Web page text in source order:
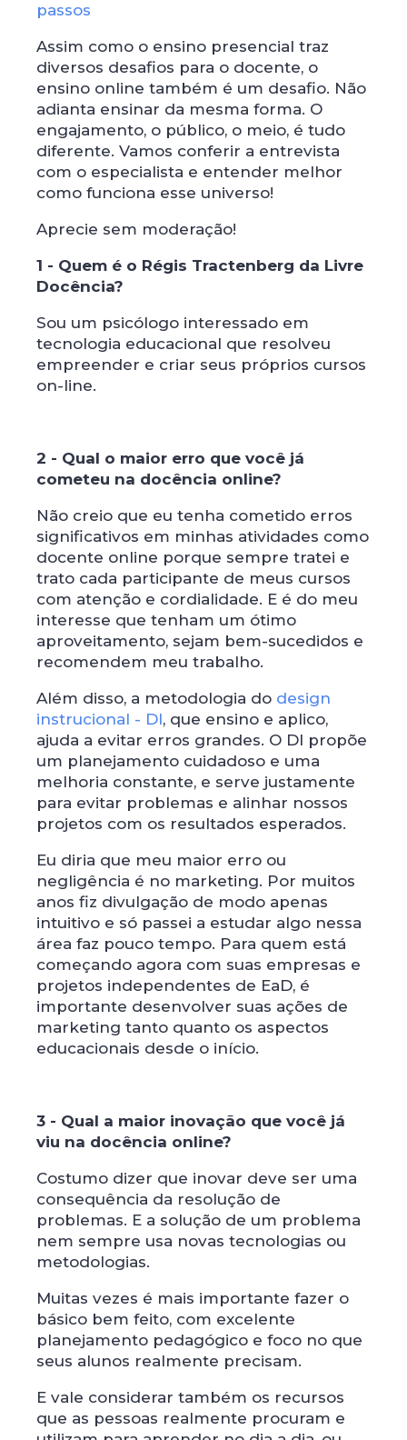
passos
Assim como o ensino presencial traz
diversos desafios para o docente, o
ensino online também é um desafio. Não
adianta ensinar da mesma forma. O
engajamento, o público, o meio, é tudo
diferente. Vamos conferir a entrevista
com o especialista e entender melhor
como funciona esse universo!
Aprecie sem moderação!
1 - Quem é o Régis Tractenberg da Livre
Docência?
Sou um psicólogo interessado em
tecnologia educacional que resolveu
empreender e criar seus próprios cursos
on-line.
2 - Qual o maior erro que você já
cometeu na docência online?
Não creio que eu tenha cometido erros
significativos em minhas atividades como
docente online porque sempre tratei e
trato cada participante de meus cursos
com atenção e cordialidade. E é do meu
interesse que tenham um ótimo
aproveitamento, sejam bem-sucedidos e
recomendem meu trabalho.
Além disso, a metodologia do design
instrucional - DI, que ensino e aplico,
ajuda a evitar erros grandes. O DI propõe
um planejamento cuidadoso e uma
melhoria constante, e serve justamente
para evitar problemas e alinhar nossos
projetos com os resultados esperados.
Eu diria que meu maior erro ou
negligência é no marketing. Por muitos
anos fiz divulgação de modo apenas
intuitivo e só passei a estudar algo nessa
área faz pouco tempo. Para quem está
começando agora com suas empresas e
projetos independentes de EaD, é
importante desenvolver suas ações de
marketing tanto quanto os aspectos
educacionais desde o início.
3 - Qual a maior inovação que você já
viu na docência online?
Costumo dizer que inovar deve ser uma
consequência da resolução de
problemas. E a solução de um problema
nem sempre usa novas tecnologias ou
metodologias.
Muitas vezes é mais importante fazer o
básico bem feito, com excelente
planejamento pedagógico e foco no que
seus alunos realmente precisam.
E vale considerar também os recursos
que as pessoas realmente procuram e